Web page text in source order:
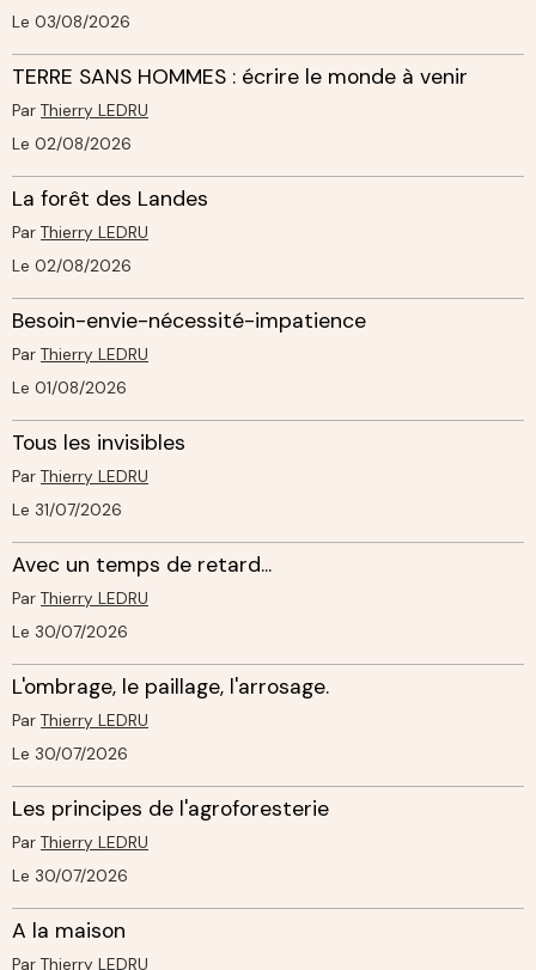
Le 03/08/2026
TERRE SANS HOMMES : écrire le monde à venir
Par Thierry LEDRU
Le 02/08/2026
La forêt des Landes
Par Thierry LEDRU
Le 02/08/2026
Besoin-envie-nécessité-impatience
Par Thierry LEDRU
Le 01/08/2026
Tous les invisibles
Par Thierry LEDRU
Le 31/07/2026
Avec un temps de retard...
Par Thierry LEDRU
Le 30/07/2026
L'ombrage, le paillage, l'arrosage.
Par Thierry LEDRU
Le 30/07/2026
Les principes de l'agroforesterie
Par Thierry LEDRU
Le 30/07/2026
A la maison
Par Thierry LEDRU